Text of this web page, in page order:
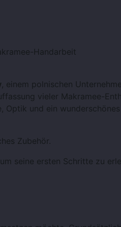
Handarbeit
, einem polnischen
vieler Makramee-
Optik und ein
Zubehör.
seine ersten Schritte zu